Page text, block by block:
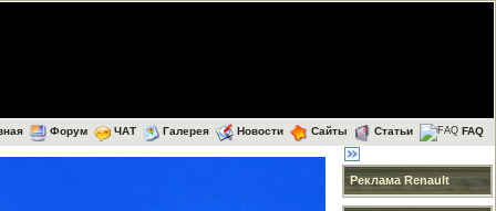
Форум ЧАТ Галерея Новости Сайты Статьи FAQ
Реклама Renault